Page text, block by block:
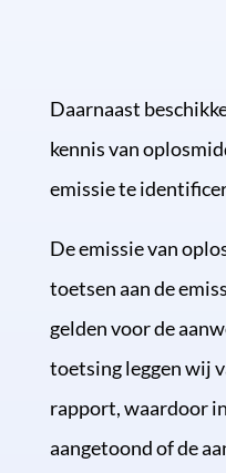
Daarnaast
kennis van
emissie te
De emissie van
toetsen aan de
gelden voor de
toetsing leggen wij
rapport, waardoor
aangetoond of de